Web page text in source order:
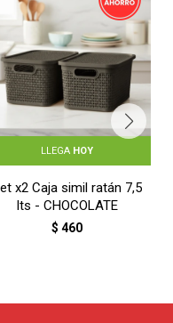
LLEGA HOY
x2 Caja simil ratán 7,5
lts - CHOCOLATE
$ 460